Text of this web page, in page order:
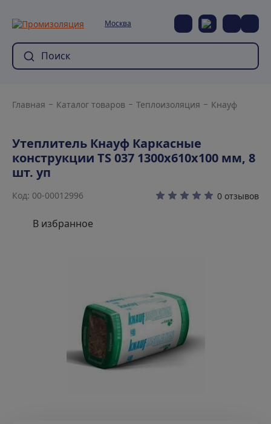
Москва
Главная Каталог товаров Теплоизоляция Кнауф
Утеплитель Кнауф Каркасные
конструкции TS 037 1300х610х100 мм, 8
шт. уп
Код: 00-00012996 0 отзывов
В избранное